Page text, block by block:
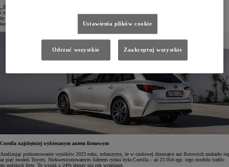
„Bardzo nas cieszy niesłabnące zainteresowanie polskich firm naszymi nowoczesnymi, oszczędnymi
i niskoemisyjnymi samochodami. Nieustannie uważnie analizujemy rynek i dokładamy wszelkich starań,
by oferować naszym partnerom auta, jakich potrzebują. Dzięki zaufaniu naszych klientów kolejny rok
kończymy na pozycji lidera rynku, a Corolla stała się synonimem auta flotowego”
Corolla najchętniej wybieranym autem firmowym
Analizując podsumowanie wyników 2023 roku, zobaczymy, że w czołowej dziesiątce aut flotowych znalazło się
aż pięć modeli Toyoty. Niekwestionowanym liderem rynku była Corolla – aż 23 054 egz. tego modelu trafiło
do polskich firm. To wynik o 24% lepszy niż rok wcześniej.
Ustawienia plików cookie
Odrzuć wszystkie Zaakceptuj wszystkie